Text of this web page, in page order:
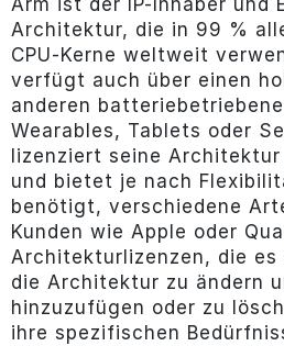
Architektur, die in 99 %
CPU-Kerne weltweit
verfügt auch über einen
anderen
Wearables, Tablets oder
lizenziert seine
und bietet je nach
benötigt, verschiedene
Kunden wie Apple oder
Architekturlizenzen, die es
die Architektur zu ändern
hinzuzufügen oder zu
ihre spezifischen